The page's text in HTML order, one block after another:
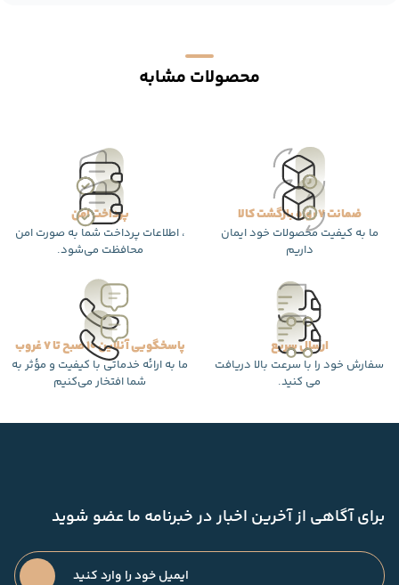
محصولات مشابه
ضمانت 7 روزه بازگشت کالا
ما به کیفیت محصولات خود ایمان
داریم
پرداخت امن
، اطلاعات پرداخت شما به صورت امن
محافظت می‌شود.
ارسال سریع
سفارش خود را با سرعت بالا دریافت
می کنید.
پاسخگویی آنلاین 10 صبح تا 7 غروب
ما به ارائه خدماتی با کیفیت و مؤثر به
شما افتخار می‌کنیم
برای آگاهی از آخرین اخبار در خبرنامه ما عضو شوید